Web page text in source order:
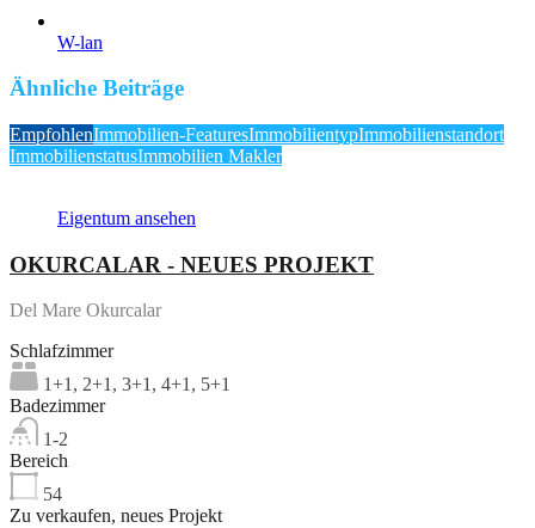
W-lan
Ähnliche Beiträge
EmpfohlenImmobilien-FeaturesImmobilientypImmobilienstandort
ImmobilienstatusImmobilien Makler
Eigentum ansehen
OKURCALAR - NEUES PROJEKT
Del Mare Okurcalar
Schlafzimmer
1+1, 2+1, 3+1, 4+1, 5+1
Badezimmer
1-2
Bereich
54
Zu verkaufen, neues Projekt